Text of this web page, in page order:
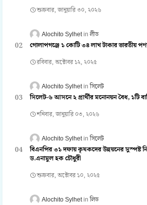
শুক্রবার, জানুয়ারি ৩০, ২০২৬
Alochito Sylhet লীড
গোলাপগঞ্জে ১ কোটি ৩৪ লাখ টাকার ভারতীয়
রবিবার, অক্টোবর ১২, ২০২৫
Alochito Sylhet সিলেট
সিলেট-৬ আসনে ২ প্রার্থীর মনোনয়ন বৈধ, ১টি
শনিবার, জানুয়ারি ০৩, ২০২৬
Alochito Sylhet সিলেট
বিএনপির ৩১ দফায় কৃষকদের উন্নয়নের সুস্পষ্ট
ড.এনামুল হক চৌধুরী
শুক্রবার, অক্টোবর ১০, ২০২৫
Alochito Sylhet লিড